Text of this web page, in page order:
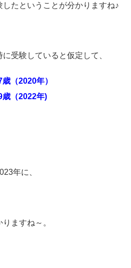
たということが分かりますね♪
受験していると仮定して、
（2020年）
（2022年)
年に、
ますね～。